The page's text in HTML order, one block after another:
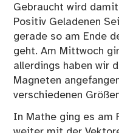
Gebraucht wird
Positiv Geladenen
gerade so am Ende
geht. Am Mittwoch
allerdings haben wir
Magneten
verschiedenen
In Mathe ging es am